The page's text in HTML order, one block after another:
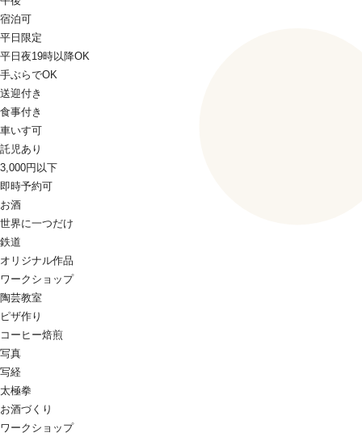
宿泊可
平日限定
平日夜19時以降OK
手ぶらでOK
送迎付き
食事付き
車いす可
託児あり
3,000円以下
即時予約可
お酒
世界に一つだけ
鉄道
オリジナル作品
ワークショップ
陶芸教室
ピザ作り
コーヒー焙煎
写真
写経
太極拳
お酒づくり
ワークショップ